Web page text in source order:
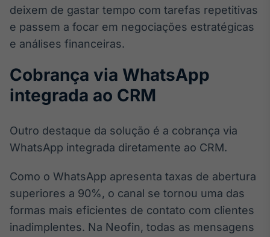
BroadFast
Investimentos
Em breve
deixem de gastar tempo com tarefas repetitivas
e passem a focar em negociações estratégicas
e análises financeiras.
Cobrança via WhatsApp
integrada ao CRM
Outro destaque da solução é a cobrança via
WhatsApp integrada diretamente ao CRM.
Como o WhatsApp apresenta taxas de abertura
superiores a 90%, o canal se tornou uma das
formas mais eficientes de contato com clientes
inadimplentes. Na Neofin, todas as mensagens